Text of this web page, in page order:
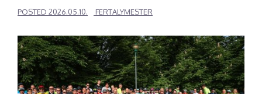
POSTED 2026.05.10. FERTALYMESTER